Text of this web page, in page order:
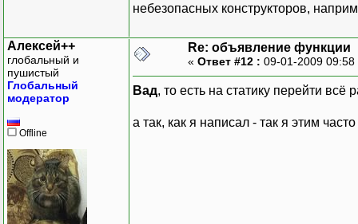
небезопасных конструкторов,
Алексей++
глобальный и
пушистый
Глобальный
модератор
Offline
Re: объявление функции
« Ответ #12 : 09-01-2009
Вад, то есть на статику перейти всё
а так, как я написал - так я этим